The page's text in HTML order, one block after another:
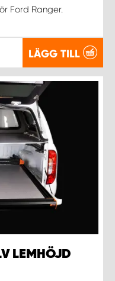
Ford Ranger.
LÄGG TILL
LEMHÖJD